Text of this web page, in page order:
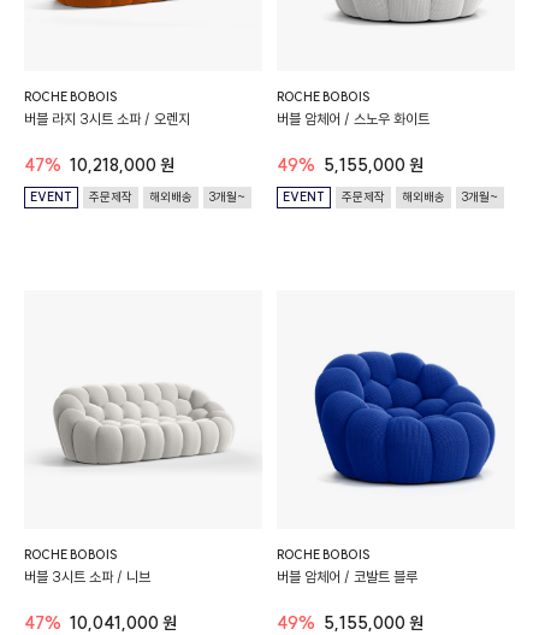
ROCHE BOBOIS
버블 라지 3시트 소파 / 오렌지
47% 10,218,000 원
EVENT 주문제작 해외배송 3개월~
ROCHE BOBOIS
버블 암체어 / 스노우 화이트
49% 5,155,000 원
EVENT 주문제작 해외배송 3개월~
ROCHE BOBOIS
버블 3시트 소파 / 니브
47% 10,041,000 원
ROCHE BOBOIS
버블 암체어 / 코발트 블루
49% 5,155,000 원